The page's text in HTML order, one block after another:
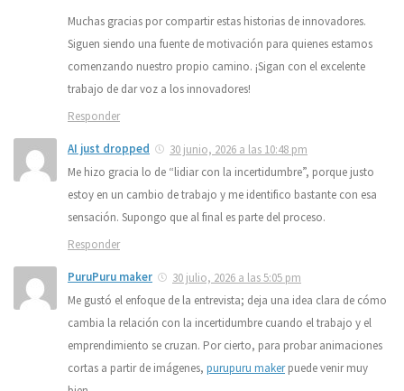
Muchas gracias por compartir estas historias de innovadores.
Siguen siendo una fuente de motivación para quienes estamos
comenzando nuestro propio camino. ¡Sigan con el excelente
trabajo de dar voz a los innovadores!
Responder
AI just dropped
30 junio, 2026 a las 10:48 pm
Me hizo gracia lo de “lidiar con la incertidumbre”, porque justo
estoy en un cambio de trabajo y me identifico bastante con esa
sensación. Supongo que al final es parte del proceso.
Responder
PuruPuru maker
30 julio, 2026 a las 5:05 pm
Me gustó el enfoque de la entrevista; deja una idea clara de cómo
cambia la relación con la incertidumbre cuando el trabajo y el
emprendimiento se cruzan. Por cierto, para probar animaciones
cortas a partir de imágenes, purupuru makerpuede venir muy